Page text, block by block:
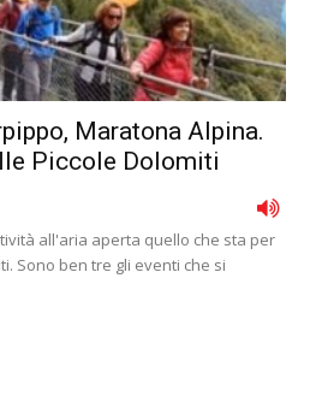
Maratona Alpina.
Piccole Dolomiti
all'aria aperta quello che sta per
Sono ben tre gli eventi che si